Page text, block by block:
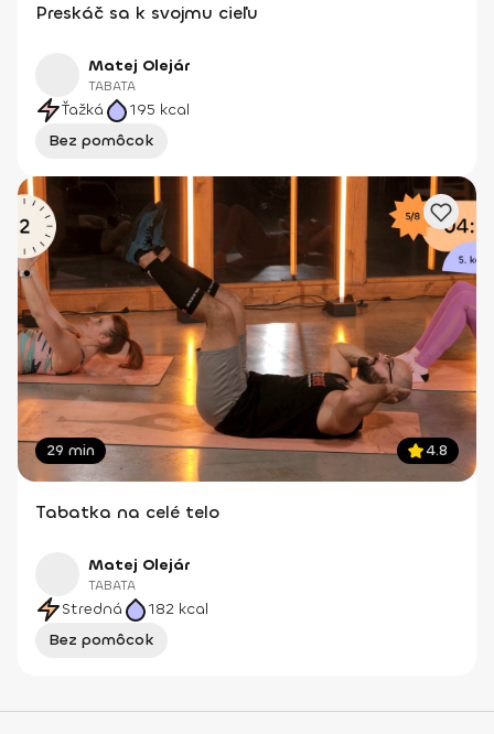
Preskáč sa k svojmu cieľu
Matej Olejár
TABATA
Ťažká 195 kcal
Bez pomôcok
29 min 4.8
Tabatka na celé telo
Matej Olejár
TABATA
Stredná 182 kcal
Bez pomôcok